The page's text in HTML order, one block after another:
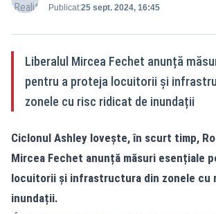
Publicat:25 sept. 2024, 16:45
Liberalul Mircea Fechet anunță
pentru a proteja locuitorii și
zonele cu risc ridicat de inundații
Ciclonul Ashley lovește, în scurt timp,
Mircea Fechet anunță măsuri esențiale
locuitorii și infrastructura din zonele cu
inundații.